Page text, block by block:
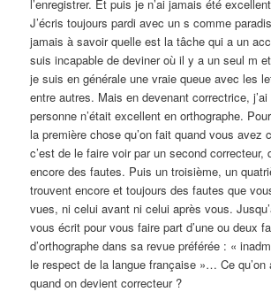
l’enregistrer. Et puis je n’ai jamais été
J’écris toujours pardi avec un s comme
jamais à savoir quelle est la tâche qui a un
suis incapable de deviner où il y a un seul m
je suis en générale une vraie queue avec les
entre autres. Mais en devenant correctrice,
personne n’était excellent en orthographe.
la première chose qu’on fait quand vous avez
c’est de le faire voir par un second correcteur,
encore des fautes. Puis un troisième, un
trouvent encore et toujours des fautes que
vues, ni celui avant ni celui après vous.
vous écrit pour vous faire part d’une ou deux
d’orthographe dans sa revue préférée : «
le respect de la langue française »… Ce qu’on
quand on devient correcteur ?